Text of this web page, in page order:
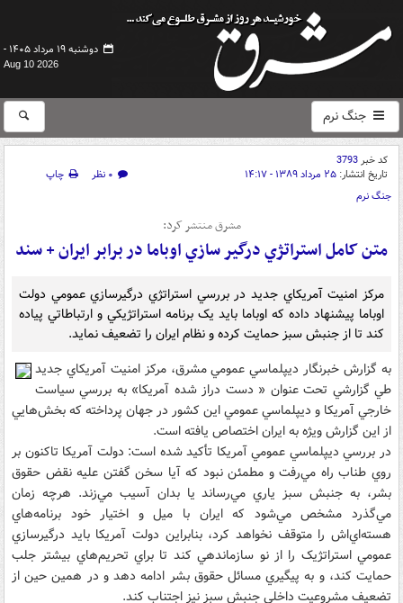
دوشنبه ۱۹ مرداد ۱۴۰۵ -
Aug 10 2026
جنگ نرم
کد خبر3793
تاریخ انتشار: ۲۵ مرداد ۱۳۸۹ - ۱۴:۱۷ ۰ نظر
چاپ
جنگ نرم
مشرق منتشر کرد:
متن کامل استراتژي درگير سازي اوباما در برابر ايران + سند
مرکز امنيت آمريکاي جديد در بررسي استراتژي درگيرسازي عمومي دولت
اوباما پيشنهاد داده که اوباما بايد يک برنامه استراتژيکي و ارتباطاتي پياده
کند تا از جنبش سبز حمايت کرده و نظام ايران را تضعيف نمايد.
به گزارش خبرنگار ديپلماسي عمومي مشرق، مرکز امنيت آمريکاي جديد
طي گزارشي تحت عنوان « دست دراز شده آمريکا» به بررسي سياست
خارجي آمريکا و ديپلماسي عمومي اين کشور در جهان پرداخته که بخش‌هايي
از اين گزارش ويژه به ايران اختصاص يافته است.
در بررسي ديپلماسي عمومي آمريکا تأکيد شده است: دولت آمريکا تاکنون بر
روي طناب راه مي‌رفت و مطمئن نبود که آيا سخن گفتن عليه نقض حقوق
بشر، به جنبش سبز ياري مي‌رساند يا بدان آسيب مي‌زند. هرچه زمان
مي‌گذرد مشخص مي‌شود که ايران با ميل و اختيار خود برنامه‌هاي
هسته‌اي‌اش را متوقف نخواهد کرد، بنابراين دولت آمريکا بايد درگيرسازي
عمومي استراتژيک را از نو سازماندهي کند تا براي تحريم‌هاي بيشتر جلب
حمايت کند، و به پيگيري مسائل حقوق بشر ادامه دهد و در همين حين از
تضعيف مشروعيت داخلي جنبش سبز نيز اجتناب کند.